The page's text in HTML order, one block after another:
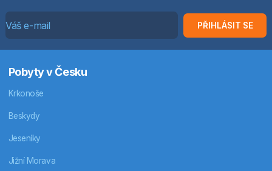
PŘIHLÁSIT SE
Pobyty v Česku
Krkonoše
Beskydy
Jeseníky
Jižní Morava